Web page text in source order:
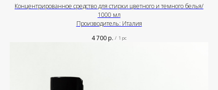
Концентрированное средство для стирки цветного и темного белья/
1000 мл
Производитель: Италия
4 700р. / 1 pc